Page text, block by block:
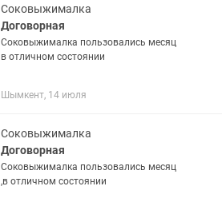
Соковыжималка
Договорная
Соковыжималка пользовались месяц
в отличном состоянии
Шымкент, 14 июля
Соковыжималка
Договорная
Соковыжималка пользовались месяц
,в отличном состоянии